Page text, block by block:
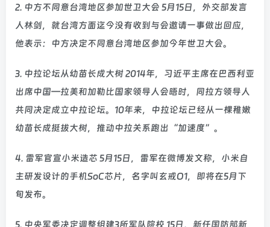
2. 中方不同意台湾地区参加世卫大会 5月15日，外交部发言
人林剑，就台湾方面迄今没有收到与会邀请一事做出回应，
他表示：中方决定不同意台湾地区参加今年世卫大会。
3. 中拉论坛从幼苗长成大树 2014年，习近平主席在巴西利亚
出席中国—拉美和加勒比国家领导人会晤时，同拉方领导人
共同决定成立中拉论坛。10年来，中拉论坛已经从一棵稚嫩
幼苗长成挺拔大树，推动中拉关系跑出“加速度”。
4. 雷军官宣小米造芯 5月15日，雷军在微博发文称，小米自
主研发设计的手机SoC芯片，名字叫玄戒O1，即将在5月下
旬发布。
5. 中央军委决定调整组建3所军队院校 15日，新任国防部新